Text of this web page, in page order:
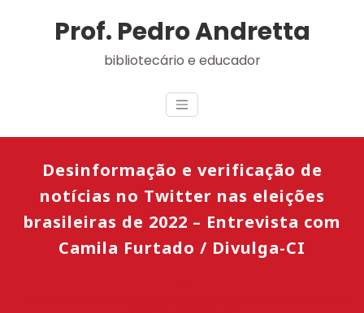
Prof. Pedro Andretta
bibliotecário e educador
Desinformação e verificação de
notícias no Twitter nas eleições
brasileiras de 2022 – Entrevista com
Camila Furtado / Divulga-CI